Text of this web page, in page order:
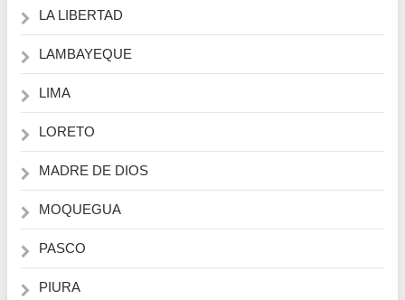
LA LIBERTAD
LAMBAYEQUE
LIMA
LORETO
MADRE DE DIOS
MOQUEGUA
PASCO
PIURA